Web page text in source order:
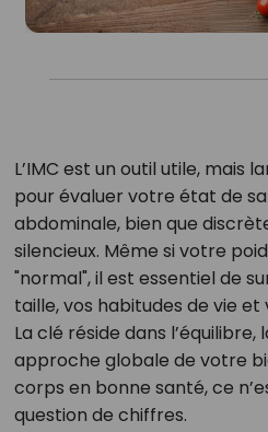
L’IMC est un outil utile, mais
pour évaluer votre état de
abdominale, bien que
silencieux. Même si votre
"normal", il est essentiel de
taille, vos habitudes de vie
La clé réside dans
approche globale de votre
corps en bonne santé, ce
question de chiffres.